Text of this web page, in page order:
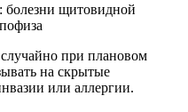
болезни щитовидной
при плановом
на скрытые
или аллергии.